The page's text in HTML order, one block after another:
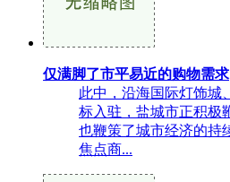
仅满脚了市平易近的购物需求
此中，沿海国际灯饰城
标入驻，盐城市正积极
也鞭策了城市经济的持
焦点商...